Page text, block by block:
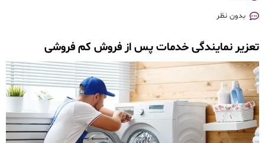
بدون نظر
تعزیر نمایندگی خدمات پس از فروش کم فروشی